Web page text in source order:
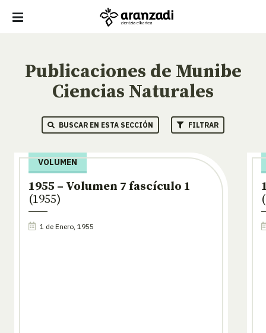
Publicaciones de Munibe
Ciencias Naturales
BUSCAR EN ESTA SECCIÓN FILTRAR
VOLUMEN
1955 – Volumen 7 fascículo 1
(1955)
1 de Enero, 1955